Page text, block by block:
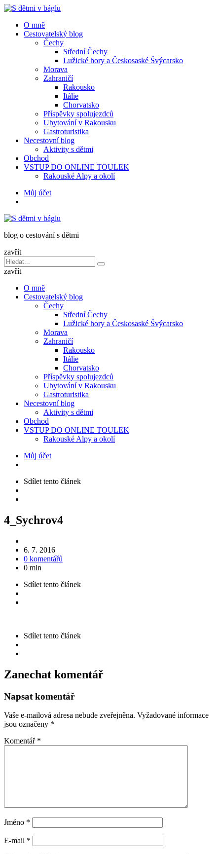
Menu
Menu
O mně
Cestovatelský blog
Čechy
Střední Čechy
Lužické hory a Českosaské Švýcarsko
Morava
Zahraničí
Rakousko
Itálie
Chorvatsko
Příspěvky spolujezdců
Ubytování v Rakousku
Gastroturistika
Necestovní blog
Aktivity s dětmi
Obchod
VSTUP DO ONLINE TOULEK
Rakouské Alpy a okolí
HledatMůj účet
v
blog o cestování s dětmi
zavřít
Vyhledávání
pro:
Hledat
zavřít
O mně
Cestovatelský blog
Čechy
Střední Čechy
Lužické hory a Českosaské Švýcarsko
Morava
Zahraničí
Rakousko
Itálie
Chorvatsko
Příspěvky spolujezdců
Ubytování v Rakousku
Gastroturistika
Necestovní blog
Aktivity s dětmi
Obchod
VSTUP DO ONLINE TOULEK
Rakouské Alpy a okolí
Můj účet
Sdílet tento článek
4_Sychrov4
6. 7. 2016
0 komentářů
0 min
Sdílet tento článek
Sdílet tento článek
Zanechat komentář
Napsat komentář
Vaše e-mailová adresa nebude zveřejněna. Vyžadované informace
jsou označeny *
Komentář *
Jméno *
E-mail *